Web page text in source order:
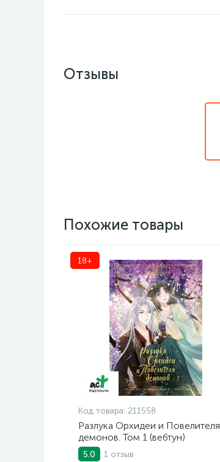
Отзывы
Похожие товары
18+
Код товара: 211558
Разлука Орхидеи и Повелителя
демонов. Том 1 (вебтун)
5.0 1 отзыв